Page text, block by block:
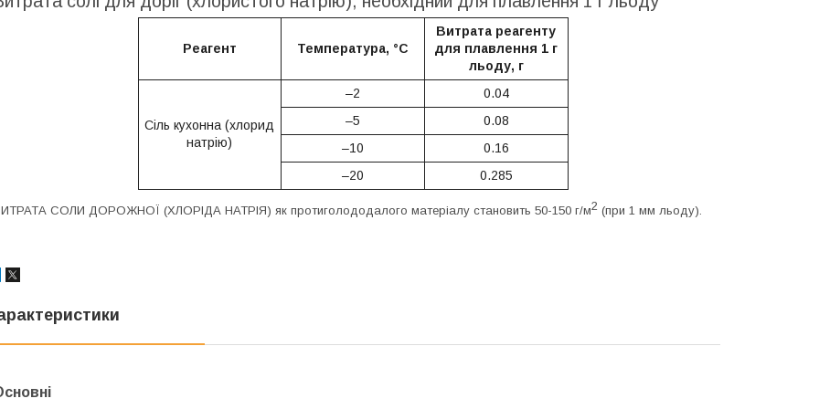
Реагент Температура, °С
Витрата реагенту
для плавлення 1 г
льоду, г
Сіль кухонна (хлорид
натрію)
–2
0.04
–5
0.08
–10
0.16
–20
0.285
СОЛИ ДОРОЖНОЇ (ХЛОРІДА НАТРІЯ) як протиголододалого матеріалу становить 50-150 г/м2 (при 1 мм льоду).